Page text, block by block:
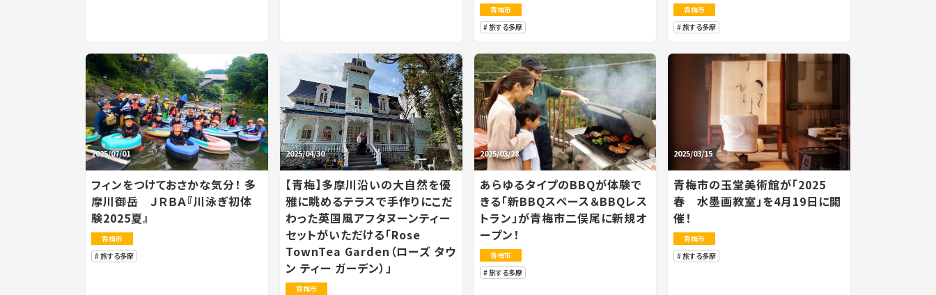
青梅市
旅する多摩
青梅市
旅する多摩
2025/07/01
フィンをつけておさかな気分！ 多
摩川御岳 ＪＲＢＡ『川泳ぎ初体
験2025夏』
青梅市
旅する多摩
2025/04/30
【青梅】多摩川沿いの大自然を優
雅に眺めるテラスで手作りにこだ
わった英国風アフタヌーンティー
セットがいただける「Rose
TownTea Garden（ローズ タウ
ン ティー ガーデン）」
青梅市
2025/03/28
あらゆるタイプのBBQが体験で
きる「新BBQスペース＆BBQレス
トラン」が青梅市二俣尾に新規オ
ープン！
青梅市
旅する多摩
2025/03/15
青梅市の玉堂美術館が「2025
春 水墨画教室」を4月19日に開
催！
青梅市
旅する多摩